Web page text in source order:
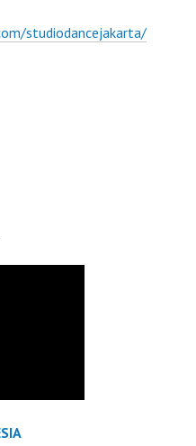
studiodancejakarta/